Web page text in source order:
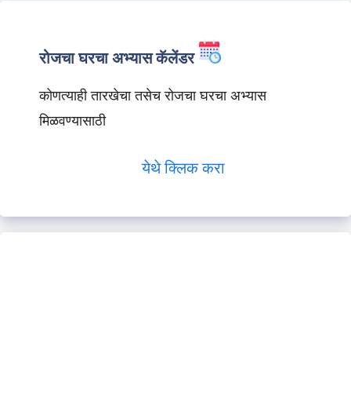
रोजचा घरचा अभ्यास कॅलेंडर
कोणत्याही तारखेचा तसेच रोजचा घरचा अभ्यास
मिळवण्यासाठी
येथे क्लिक करा